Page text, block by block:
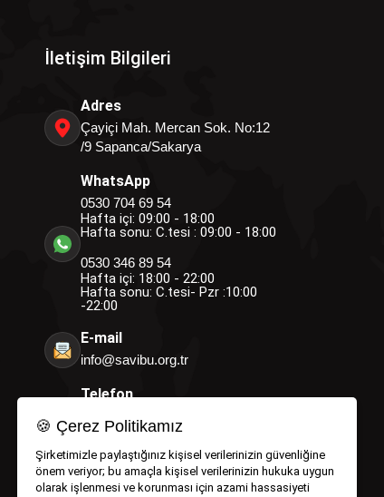
İletişim Bilgileri
Adres
Çayiçi Mah. Mercan Sok. No:12
/9 Sapanca/Sakarya
WhatsApp
0530 704 69 54
Hafta içi: 09:00 - 18:00
Hafta sonu: C.tesi : 09:00 - 18:00
0530 346 89 54
Hafta içi: 18:00 - 22:00
Hafta sonu: C.tesi- Pzr :10:00
-22:00
E-mail
info@savibu.org.tr
Telefon
0530 346 89 54
0530 704 69 54
🍪 Çerez Politikamız
Şirketimizle paylaştığınız kişisel verilerinizin güvenliğine
önem veriyor; bu amaçla kişisel verilerinizin hukuka uygun
olarak işlenmesi ve korunması için azami hassasiyeti